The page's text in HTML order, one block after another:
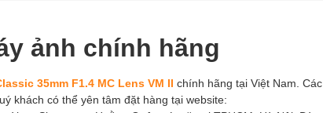
ảnh chính hãng
35mm F1.4 MC Lens VM II chính hãng tại Việt Nam. Các
khách có thể yên tâm đặt hàng tại website: